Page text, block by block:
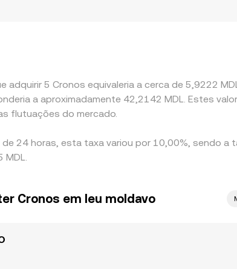
5 Cronos equivaleria a cerca de 5,9222
a aproximadamente 42,2142 MDL. Estes
flutuações do mercado.
24 horas, esta taxa variou por 10,00%, sendo a
MDL.
Cronos em leu moldavo